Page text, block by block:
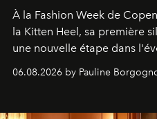
À la Fashion Week de
la Kitten Heel, sa première
une nouvelle étape dans
06.08.2026 by Pauline